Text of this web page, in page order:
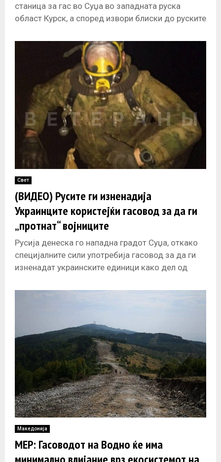
станица за гас во Суџа во западната руска
област Курск, а според извори блиски до руските
Свет
(ВИДЕО) Русите ги изненадија
Украинците користејќи гасовод за да ги
„протнат“ војниците
Русија денеска го нападна градот Суџа, откако
специјалните сили употребија гасовод за да ги
изненадат украинските единици како дел од
Македонија
МЕР: Гасоводот на Водно ќе има